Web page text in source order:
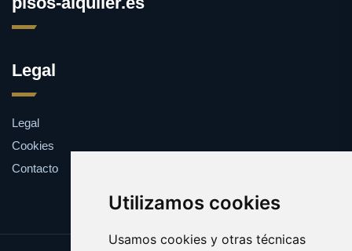
Utilizamos cookies
Usamos cookies y otras técnicas
Legal
Legal
Cookies
Contacto